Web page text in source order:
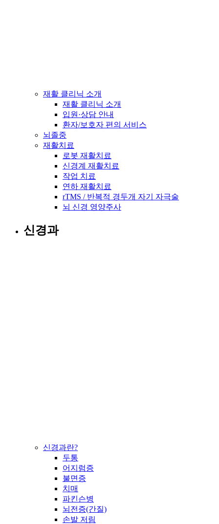
재활 클리닉 소개
재활 클리닉 소개
입원·상담 안내
환자/보호자 편의 서비스
뇌졸중
재활치료
로봇 재활치료
신경계 재활치료
작업 치료
연하 재활치료
rTMS / 반복적 경두개 자기 자극술
뇌 신경 영양주사
신경과
신경과란?
두통
어지럼증
불면증
치매
파킨슨병
뇌전증(간질)
손발 저림